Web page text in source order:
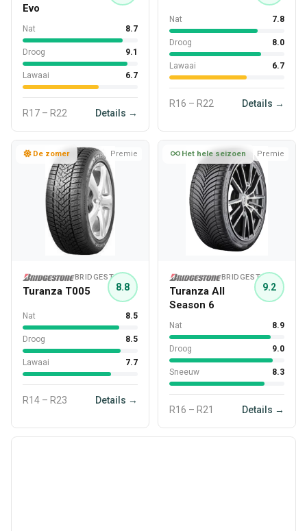
Evo
Nat 8.7
Droog 9.1
Lawaai 6.7
R17 – R22 Details →
Nat 7.8
Droog 8.0
Lawaai 6.7
R16 – R22 Details →
De zomer Premie
BRIDGESTONE
Turanza T005 8.8
Nat 8.5
Droog 8.5
Lawaai 7.7
R14 – R23 Details →
Het hele seizoen Premie
BRIDGESTONE
Turanza All
Season 6
9.2
Nat 8.9
Droog 9.0
Sneeuw 8.3
R16 – R21 Details →